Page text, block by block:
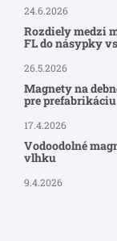
24.6.2026
Rozdiely medzi
FL do násypky
26.5.2026
Magnety na
pre prefabrikáciu
17.4.2026
Vodoodolné
vlhku
9.4.2026